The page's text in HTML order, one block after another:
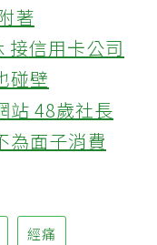
著
接信用卡公司
碰壁
站 48歲社長
為面子消費
經痛